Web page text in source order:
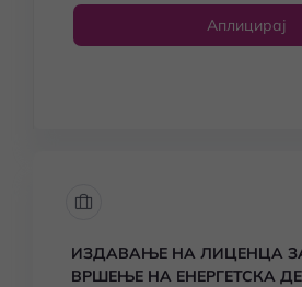
Аплицирај
ИЗДАВАЊЕ НА ЛИЦЕНЦА
ВРШЕЊЕ НА ЕНЕРГЕТСКА